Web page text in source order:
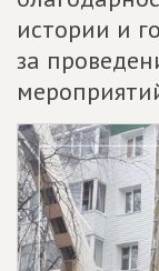
истории и
за